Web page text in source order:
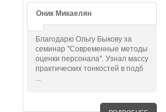
Оник Микаелян
Благодарю Ольгу Быкову за
семинар "Современные методы
оценки персонала". Узнал массу
практических тонкостей в подб
...